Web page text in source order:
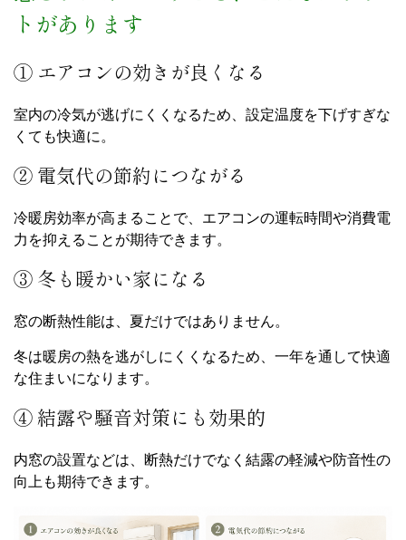
トがあります
① エアコンの効きが良くなる
室内の冷気が逃げにくくなるため、設定温度を下げすぎな
くても快適に。
② 電気代の節約につながる
冷暖房効率が高まることで、エアコンの運転時間や消費電
力を抑えることが期待できます。
③ 冬も暖かい家になる
窓の断熱性能は、夏だけではありません。
冬は暖房の熱を逃がしにくくなるため、一年を通して快適
な住まいになります。
④ 結露や騒音対策にも効果的
内窓の設置などは、断熱だけでなく結露の軽減や防音性の
向上も期待できます。